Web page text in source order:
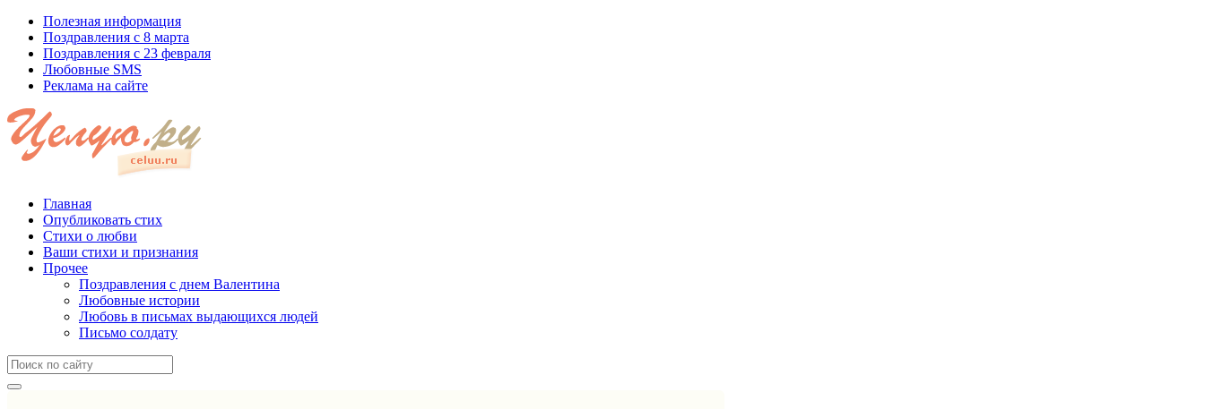
Полезная информация
Поздравления с 8 марта
Поздравления с 23 февраля
Любовные SMS
Реклама на сайте
Главная
Опубликовать стих
Стихи о любви
Ваши стихи и признания
Прочее
Поздравления с днем Валентина
Любовные истории
Любовь в письмах выдающихся людей
Письмо солдату